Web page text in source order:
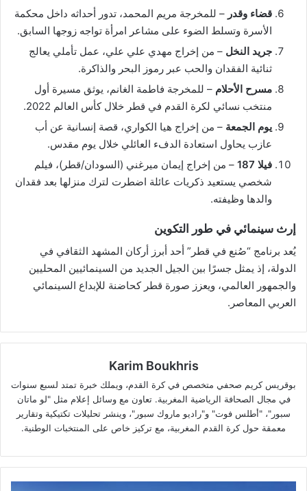
قضاء وقدر – للمخرجة مريم المحمد، تدور أحداثه داخل محكمة
الأسرة وتسلط الضوء على مشاعر امرأة تواجه زوجها السابق.
جريد النخل – من إخراج مهدي علي علي، عمل تأملي يعالج
ثنائية الفقدان والحب عبر رموز البحر والذاكرة.
مسرح الأحلام – للمخرجة فاطمة الغانم، يوثق مسيرة أول
منتخب نسائي لكرة القدم في قطر خلال كأس العالم 2022.
يوم الجمعة – من إخراج هيا الكواري، قصة إنسانية عن أب
عازب يحاول استعادة الدفء العائلي خلال يوم مقدس.
فيلا 187
– من إخراج إيمان ميرغني (السودان/قطر)، فيلم
شخصي يستعيد ذكريات عائلة اضطرت لترك منزلها بعد فقدان
والدها وظيفته.
إرث سينمائي في طور التكوين
يُعد برنامج “صُنع في قطر” أحد أبرز أركان المشهد الثقافي في
الدولة، إذ يمثل جسرًا بين الجيل الجديد من السينمائيين المحليين
والجمهور العالمي، ويعزز صورة قطر كحاضنة للإبداع السينمائي
العربي المعاصر.
Karim Boukhris
بوقريس كريم صحفي متخصص في كرة القدم، ويملك خبرة تمتد لسبع سنوات
في مجال الصحافة الرياضية المغربية. تعاون مع وسائل إعلام مثل "لو ماتان
سبور"، "أطلس فوت" و"راديو ماروك سبور"، وينشر تحليلات تكتيكية وتقارير
معمقة حول كرة القدم المغربية، مع تركيز خاص على المنتخبات الوطنية.